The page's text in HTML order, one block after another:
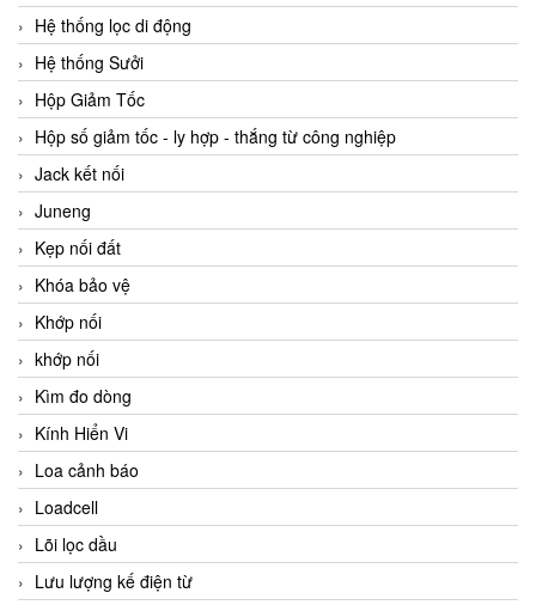
Hệ thống lọc di động
Hệ thống Sưởi
Hộp Giảm Tốc
Hộp số giảm tốc - ly hợp - thắng từ công nghiệp
Jack kết nối
Juneng
Kẹp nối đất
Khóa bảo vệ
Khớp nối
khớp nối
Kìm đo dòng
Kính Hiển Vi
Loa cảnh báo
Loadcell
Lõi lọc dầu
Lưu lượng kế điện từ